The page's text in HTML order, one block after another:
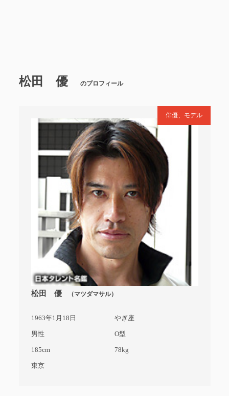
松田 優 のプロフィール
俳優、モデル
松田 優 （マツダマサル）
1963年1月18日 やぎ座
男性 O型
185cm 78kg
東京